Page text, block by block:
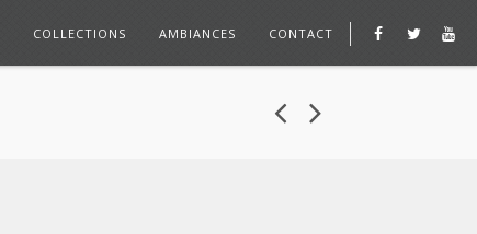
COLLECTIONS AMBIANCES CONTACT